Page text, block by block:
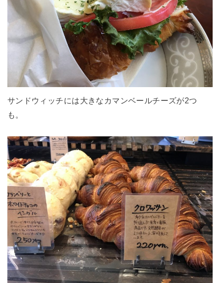
サンドウィッチには大きなカマンベールチーズが2つ
も。